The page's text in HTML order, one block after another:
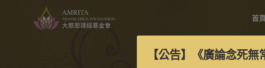
首頁
【公告】 《廣論念死無